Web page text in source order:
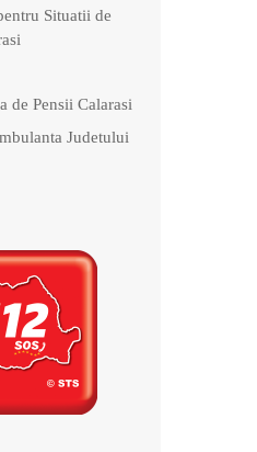
Situatii de
de Pensii Calarasi
Judetului